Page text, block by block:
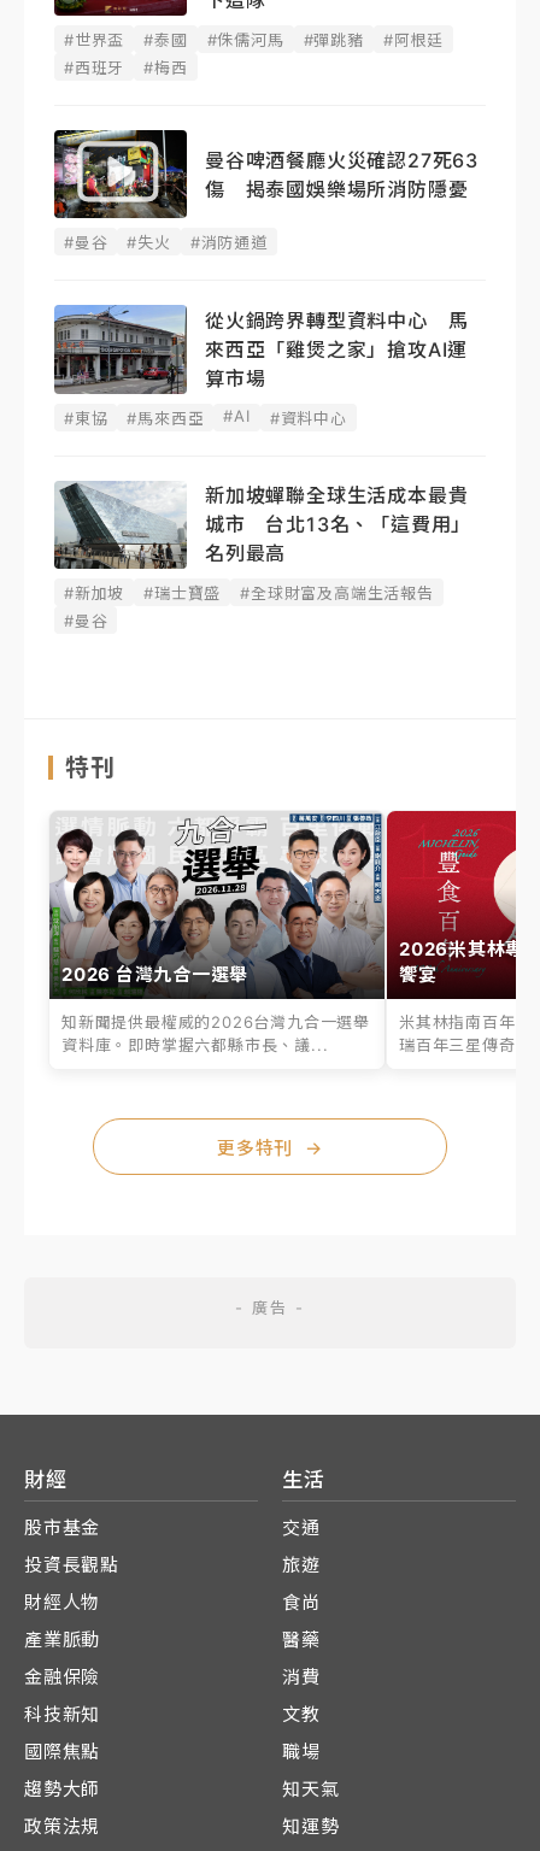
#世界盃 #泰國 #侏儒河馬 #彈跳豬
#阿根廷
#西班牙
#梅西
曼谷啤酒餐廳火災確認27死63
傷 揭泰國娛樂場所消防隱憂
#曼谷 #失火 #消防通道
從火鍋跨界轉型資料中心 馬
來西亞「雞煲之家」搶攻AI運
算市場
#東協 #馬來西亞 #AI #資料中心
新加坡蟬聯全球生活成本最貴
城市 台北13名、「這費用」
名列最高
#新加坡 #瑞士寶盛
#全球財富及高端生活報告
#曼谷
特刊
2026 台灣九合一選舉
知新聞提供最權威的2026台灣九合一選舉
資料庫。即時掌握六都縣市長、議...
2026米其林專
饗宴
米其林指南百年之
瑞百年三星傳奇、
更多特刊 →
財經
股市基金
投資長觀點
財經人物
產業脈動
金融保險
科技新知
國際焦點
趨勢大師
政策法規
生活
交通
旅遊
食尚
醫藥
消費
文教
職場
知天氣
知運勢